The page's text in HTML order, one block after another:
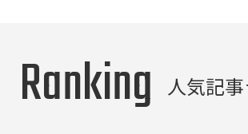
Ranking 人気記